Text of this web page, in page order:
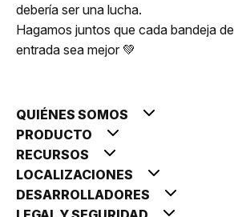
debería ser una lucha.
Hagamos juntos que cada bandeja de
entrada sea mejor 💚
QUIÉNES SOMOS
PRODUCTO
RECURSOS
LOCALIZACIONES
DESARROLLADORES